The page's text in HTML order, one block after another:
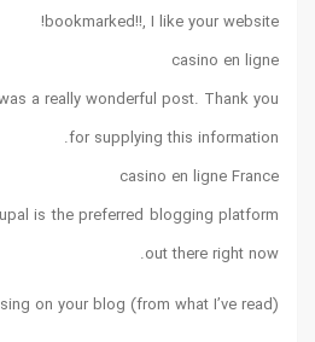
bookmarked!!, I like your website!
casino en ligne
a really wonderful post. Thank you
for supplying this information.
casino en ligne France
is the preferred blogging platform
out there right now.
(from what I’ve read) Is that what you are using on your blog?